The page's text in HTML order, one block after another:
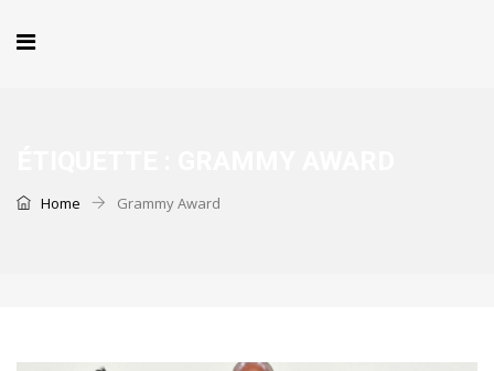
Home Grammy Award